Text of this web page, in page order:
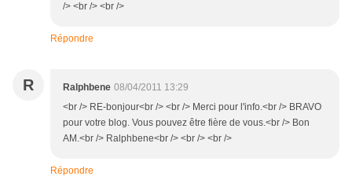
/> <br /> <br />
Répondre
R Ralphbene 08/04/2011 13:29
<br /> RE-bonjour<br /> <br /> Merci pour l'info.<br /> BRAVO
pour votre blog. Vous pouvez être fière de vous.<br /> Bon
AM.<br /> Ralphbene<br /> <br /> <br />
Répondre